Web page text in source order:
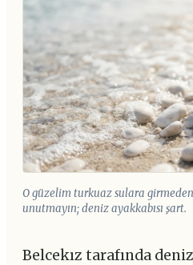
O güzelim turkuaz sulara
unutmayın; deniz ayakkabısı şart.
Belcekız tarafında